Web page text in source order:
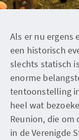
Als er nu ergens
een historisch
slechts statisch
enorme
tentoonstelling
heel wat
Reunion, die om
in de Verenigde